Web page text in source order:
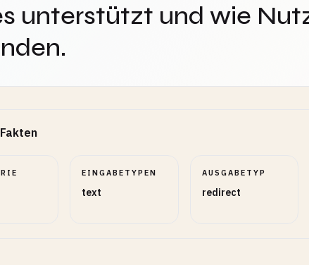
unterstützt und wie
EINGABETYPEN
text
AUSGABETYP
redirect